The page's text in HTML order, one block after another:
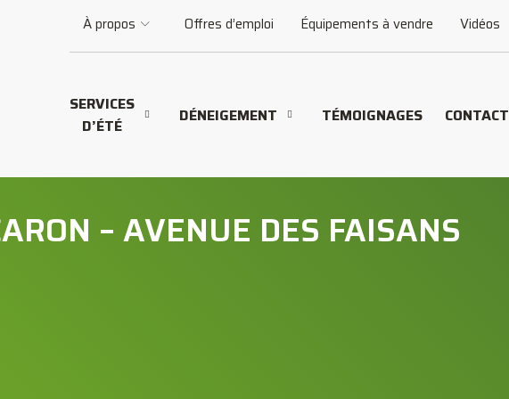
À propos Offres d’emploi Équipements à vendre Vidéos
SERVICES
D’ÉTÉ
DÉNEIGEMENT TÉMOIGNAGES CONTACT
– AVENUE DES FAISANS